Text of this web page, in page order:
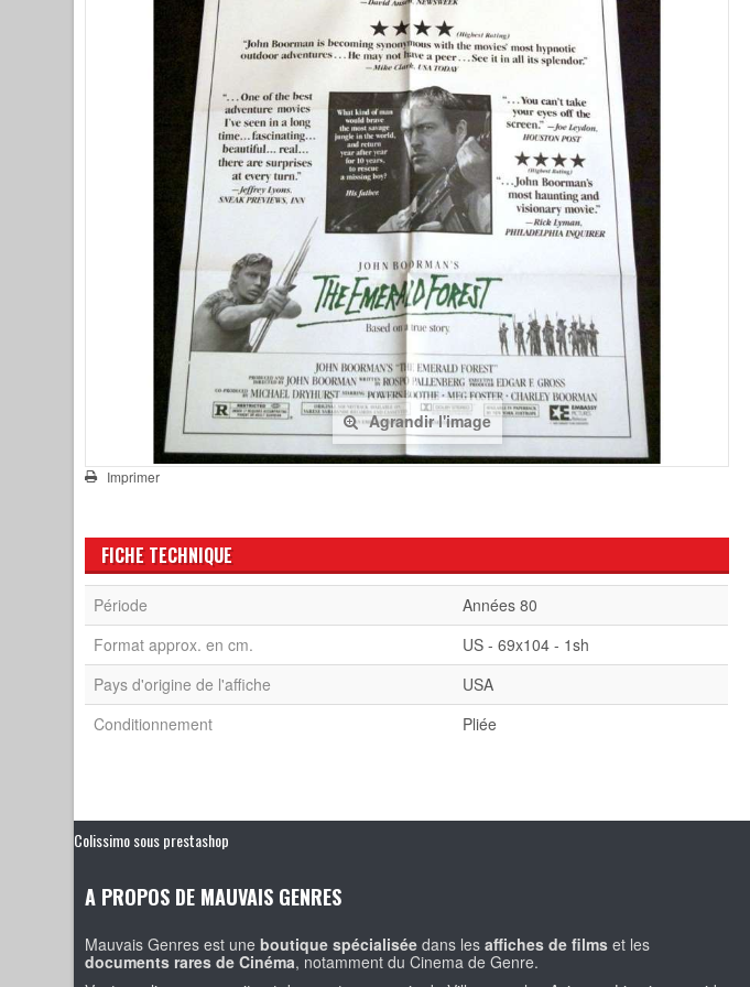
Agrandir l'image
Imprimer
FICHE TECHNIQUE
Période
Années 80
Format approx. en cm.
US - 69x104 - 1sh
Pays d'origine de l'affiche
USA
Conditionnement
Pliée
Colissimo sous prestashop
A PROPOS DE MAUVAIS GENRES
Mauvais Genres est uneboutique spécialisée dans lesaffiches de films et les
documents rares de Cinéma, notamment du Cinema de Genre.